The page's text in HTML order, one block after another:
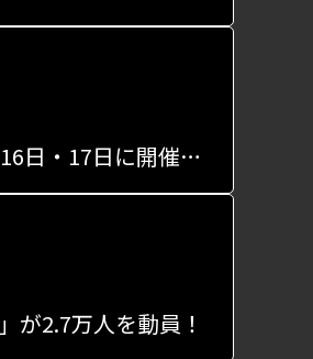
アーバンスポーツの祭典「クロススポーツパーク」がららぽーと海老名で11月16日・17日に開催決定！
が2.7万人を動員！